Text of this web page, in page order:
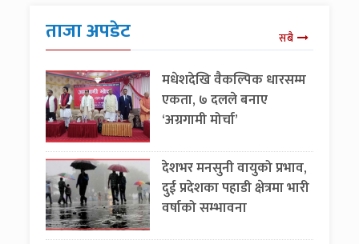
ताजा अपडेट सबै
मधेशदेखि वैकल्पिक धारसम्म
एकता, ७ दलले बनाए
‘अग्रगामी मोर्चा’
देशभर मनसुनी वायुको प्रभाव,
दुई प्रदेशका पहाडी क्षेत्रमा भारी
वर्षाको सम्भावना